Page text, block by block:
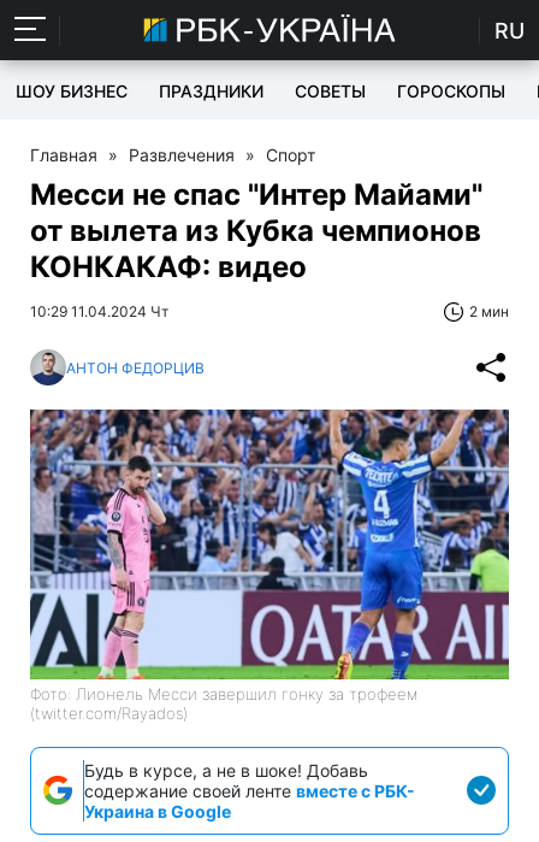
RU
ШОУ БИЗНЕС ПРАЗДНИКИ СОВЕТЫ ГОРОСКОПЫ
Главная » Развлечения » Спорт
Месси не спас "Интер Майами"
от вылета из Кубка чемпионов
КОНКАКАФ: видео
10:29 11.04.2024 Чт 2 мин
АНТОН ФЕДОРЦИВ
Фото: Лионель Месси завершил гонку за трофеем
(twitter.com/Rayados)
Будь в курсе, а не в шоке! Добавь
содержание своей ленте вместе с РБК-
Украина в Google